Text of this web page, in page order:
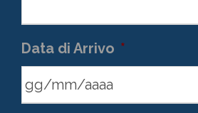
Data di Arrivo *